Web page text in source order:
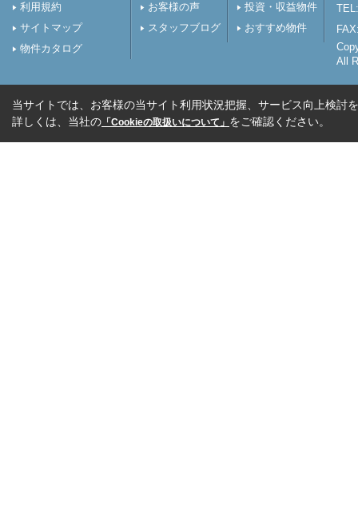
利用規約
サイトマップ
物件カタログ
お客様の声
スタッフブログ
投資・収益物件
おすすめ物件
All
当サイトでは、お客様の当サイト利用状況把握、サービス向上検討
詳しくは、当社の 「Cookieの取扱いについて」 をご確認ください。